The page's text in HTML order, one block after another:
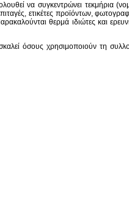
να συγκεντρώνει τεκμήρια
ετικέτες προϊόντων,
θερμά ιδιώτες και
όσους χρησιμοποιούν τη